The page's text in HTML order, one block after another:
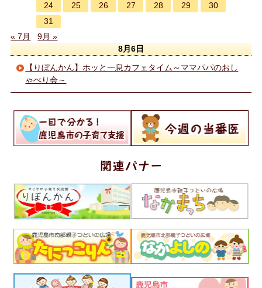
24
25 26 27 28 29
30
31
« 7月
9月 »
8月6日
【りぼんかん】ホッと一息カフェタイム～ママパパのおし
ゃべり会～